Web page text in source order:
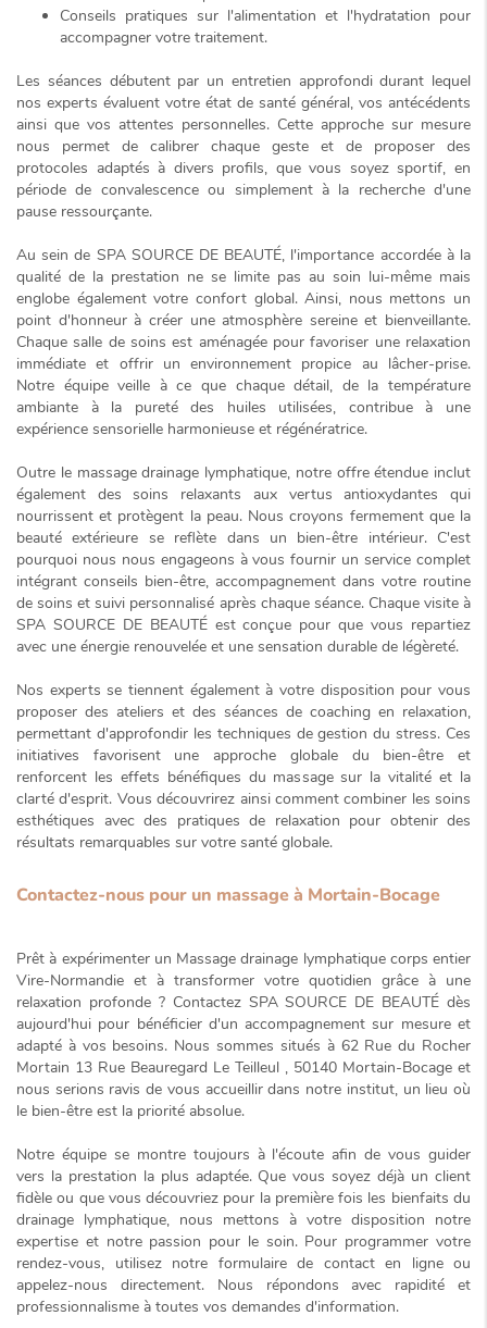
Conseils pratiques sur l'alimentation et l'hydratation pour
accompagner votre traitement.
Les séances débutent par un entretien approfondi durant lequel
nos experts évaluent votre état de santé général, vos antécédents
ainsi que vos attentes personnelles. Cette approche sur mesure
nous permet de calibrer chaque geste et de proposer des
protocoles adaptés à divers profils, que vous soyez sportif, en
période de convalescence ou simplement à la recherche d'une
pause ressourçante.
Au sein de SPA SOURCE DE BEAUTÉ, l'importance accordée à la
qualité de la prestation ne se limite pas au soin lui-même mais
englobe également votre confort global. Ainsi, nous mettons un
point d'honneur à créer une atmosphère sereine et bienveillante.
Chaque salle de soins est aménagée pour favoriser une relaxation
immédiate et offrir un environnement propice au lâcher-prise.
Notre équipe veille à ce que chaque détail, de la température
ambiante à la pureté des huiles utilisées, contribue à une
expérience sensorielle harmonieuse et régénératrice.
Outre le massage drainage lymphatique, notre offre étendue inclut
également des soins relaxants aux vertus antioxydantes qui
nourrissent et protègent la peau. Nous croyons fermement que la
beauté extérieure se reflète dans un bien-être intérieur. C'est
pourquoi nous nous engageons à vous fournir un service complet
intégrant conseils bien-être, accompagnement dans votre routine
de soins et suivi personnalisé après chaque séance. Chaque visite à
SPA SOURCE DE BEAUTÉ est conçue pour que vous repartiez
avec une énergie renouvelée et une sensation durable de légèreté.
Nos experts se tiennent également à votre disposition pour vous
proposer des ateliers et des séances de coaching en relaxation,
permettant d'approfondir les techniques de gestion du stress. Ces
initiatives favorisent une approche globale du bien-être et
renforcent les effets bénéfiques du massage sur la vitalité et la
clarté d'esprit. Vous découvrirez ainsi comment combiner les soins
esthétiques avec des pratiques de relaxation pour obtenir des
résultats remarquables sur votre santé globale.
Contactez-nous pour un massage à Mortain-Bocage
Prêt à expérimenter un Massage drainage lymphatique corps entier
Vire-Normandie et à transformer votre quotidien grâce à une
relaxation profonde ? Contactez SPA SOURCE DE BEAUTÉ dès
aujourd'hui pour bénéficier d'un accompagnement sur mesure et
adapté à vos besoins. Nous sommes situés à 62 Rue du Rocher
Mortain 13 Rue Beauregard Le Teilleul , 50140 Mortain-Bocage et
nous serions ravis de vous accueillir dans notre institut, un lieu où
le bien-être est la priorité absolue.
Notre équipe se montre toujours à l'écoute afin de vous guider
vers la prestation la plus adaptée. Que vous soyez déjà un client
fidèle ou que vous découvriez pour la première fois les bienfaits du
drainage lymphatique, nous mettons à votre disposition notre
expertise et notre passion pour le soin. Pour programmer votre
rendez-vous, utilisez notre formulaire de contact en ligne ou
appelez-nous directement. Nous répondons avec rapidité et
professionnalisme à toutes vos demandes d'information.